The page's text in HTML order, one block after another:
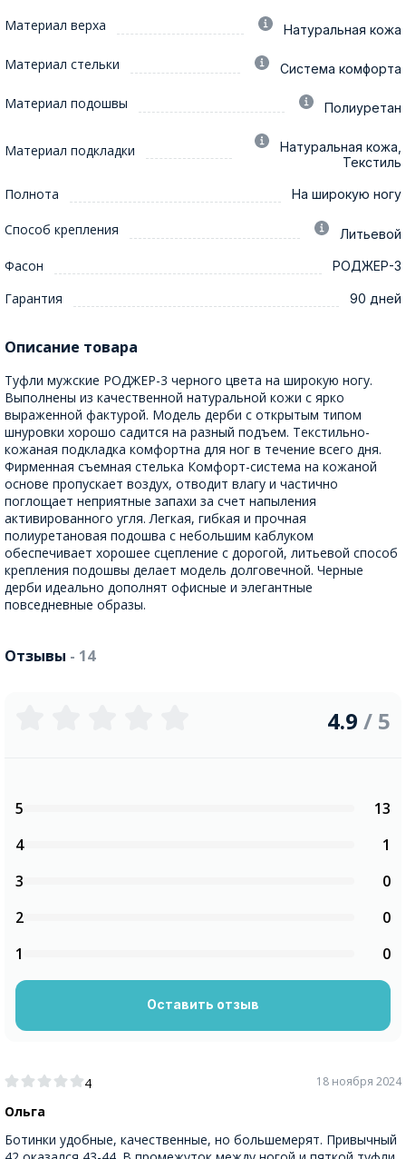
Материал верха Натуральная кожа
Материал стельки Система комфорта
Материал подошвы Полиуретан
Материал подкладки
Натуральная кожа,
Текстиль
Полнота На широкую ногу
Способ крепления Литьевой
Фасон РОДЖЕР-3
Гарантия 90 дней
Описание товара
Туфли мужские РОДЖЕР-3 черного цвета на широкую ногу.
Выполнены из качественной натуральной кожи с ярко
выраженной фактурой. Модель дерби с открытым типом
шнуровки хорошо садится на разный подъем. Текстильно-
кожаная подкладка комфортна для ног в течение всего дня.
Фирменная съемная стелька Комфорт-система на кожаной
основе пропускает воздух, отводит влагу и частично
поглощает неприятные запахи за счет напыления
активированного угля. Легкая, гибкая и прочная
полиуретановая подошва с небольшим каблуком
обеспечивает хорошее сцепление с дорогой, литьевой способ
крепления подошвы делает модель долговечной. Черные
дерби идеально дополнят офисные и элегантные
повседневные образы.
Отзывы - 14
4
Ольга
18 ноября 2024
Ботинки удобные, качественные, но большемерят. Привычный
4.9 / 5
5
13
4
1
3
0
2
0
1
0
Оставить отзыв